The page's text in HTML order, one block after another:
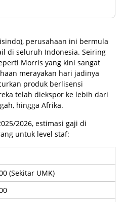
perusahaan ini bermula
di seluruh Indonesia. Seiring
Morris yang kini sangat
merayakan hari jadinya
produk berlisensi
telah diekspor ke lebih dari
hingga Afrika.
2026, estimasi gaji di
untuk level staf:
(Sekitar UMK)